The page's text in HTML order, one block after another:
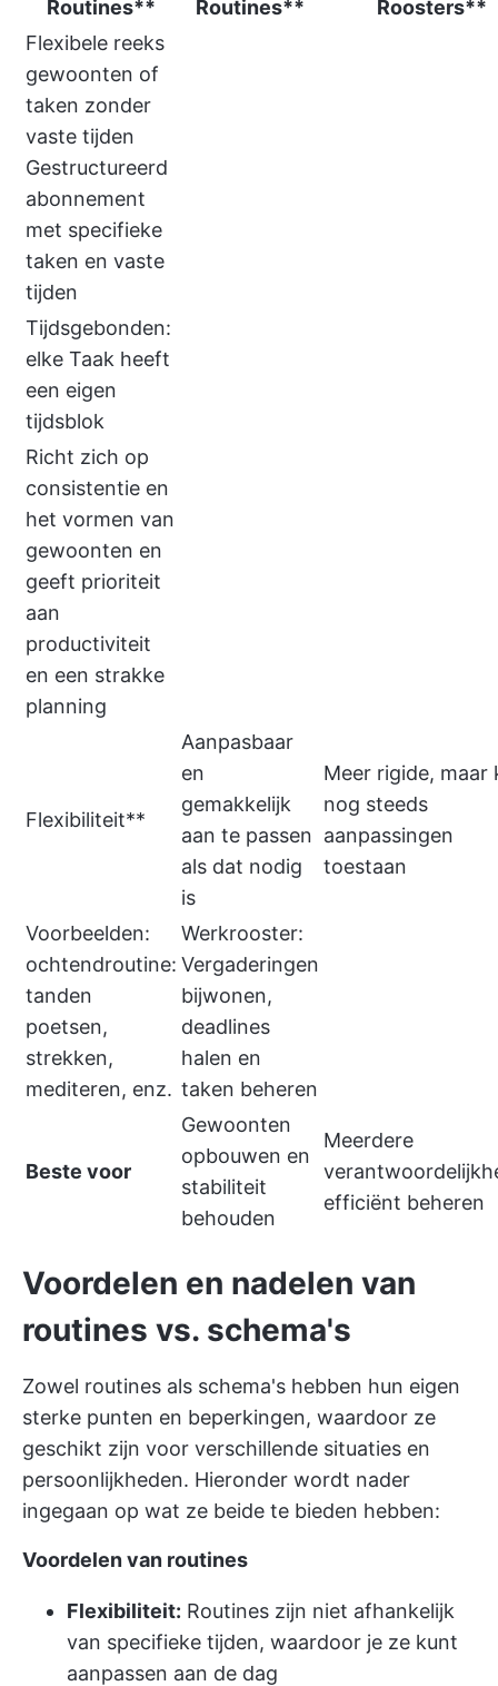
Routines** Routines**
Roosters**
Flexibele reeks
gewoonten of
taken zonder
vaste tijden
Gestructureerd
abonnement
met specifieke
taken en vaste
tijden
Tijdsgebonden:
elke Taak heeft
een eigen
tijdsblok
Richt zich op
consistentie en
het vormen van
gewoonten en
geeft prioriteit
aan
productiviteit
en een strakke
planning
Flexibiliteit**
Aanpasbaar
en
gemakkelijk
aan te passen
als dat nodig
is
Meer rigide, maar
nog steeds
aanpassingen
toestaan
Voorbeelden:
ochtendroutine:
tanden
poetsen,
strekken,
mediteren, enz.
Werkrooster:
Vergaderingen
bijwonen,
deadlines
halen en
taken beheren
Beste voor
Gewoonten
opbouwen en
stabiliteit
behouden
Meerdere
efficiënt beheren
Voordelen en nadelen van
routines vs. schema's
Zowel routines als schema's hebben hun eigen
sterke punten en beperkingen, waardoor ze
geschikt zijn voor verschillende situaties en
persoonlijkheden. Hieronder wordt nader
ingegaan op wat ze beide te bieden hebben:
Voordelen van routines
Flexibiliteit: Routines zijn niet afhankelijk
van specifieke tijden, waardoor je ze kunt
aanpassen aan de dag